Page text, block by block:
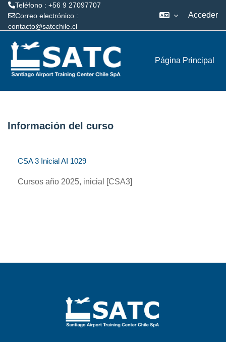
Teléfono : +56 9 27097707
Correo electrónico :
contacto@satcchile.cl
Acceder
Página Principal
Información del curso
CSA 3 Inicial AI 1029
Cursos año 2025, inicial [CSA3]